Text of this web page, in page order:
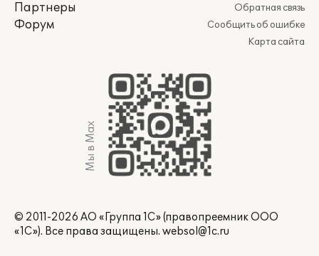
Партнеры
Форум
Обратная связь
Сообщить об ошибке
Карта сайта
Мы в Max
© 2011-2026 АО «Группа 1С» (правопреемник ООО
«1С»). Все права защищены. websol@1c.ru